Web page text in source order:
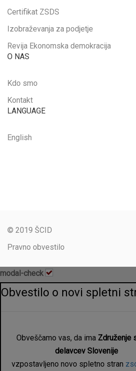
Certifikat ZSDS
Izobraževanja za podjetje
Revija Ekonomska demokracija
O NAS
Kdo smo
Kontakt
LANGUAGE
English
© 2019 ŠCID
Pravno obvestilo
modal-check
Obvestilo o novi spletni
Obveščamo vas, da ima Združenje
delavcev Slovenije
vzpostavljeno novo spletno stran